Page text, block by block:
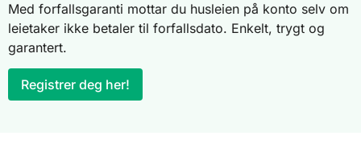
Med forfallsgaranti mottar du husleien på konto selv om
leietaker ikke betaler til forfallsdato. Enkelt, trygt og
garantert.
Registrer deg her!